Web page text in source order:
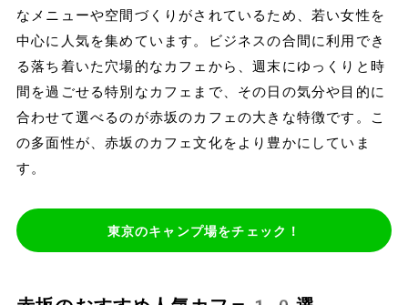
なメニューや空間づくりがされているため、若い女性を
中心に人気を集めています。ビジネスの合間に利用でき
る落ち着いた穴場的なカフェから、週末にゆっくりと時
間を過ごせる特別なカフェまで、その日の気分や目的に
合わせて選べるのが赤坂のカフェの大きな特徴です。こ
の多面性が、赤坂のカフェ文化をより豊かにしていま
す。
東京のキャンプ場をチェック！